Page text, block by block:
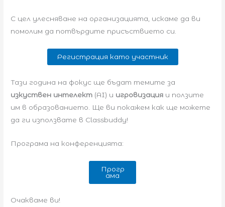
С цел улесняване на организацията, искаме да ви
помолим да потвърдите присъствието си.
Регистрация като участник
Тази година на фокус ще бъдат темите за
изкуствен интелект (AI) и игровизация и ползите
им в образованието. Ще ви покажем как ще можете
да ги използвате в Classbuddy!
Програма на конференцията:
Прогр
ама
Очакваме ви!